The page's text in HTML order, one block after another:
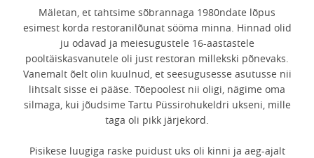
Mäletan, et tahtsime sõbrannaga 1980ndate lõpus
esimest korda restoranilõunat sööma minna. Hinnad olid
ju odavad ja meiesugustele 16-aastastele
pooltäiskasvanutele oli just restoran millekski põnevaks.
Vanemalt õelt olin kuulnud, et seesugusesse asutusse nii
lihtsalt sisse ei pääse. Tõepoolest nii oligi, nägime oma
silmaga, kui jõudsime Tartu Püssirohukeldri ukseni, mille
taga oli pikk järjekord.
Pisikese luugiga raske puidust uks oli kinni ja aeg-ajalt